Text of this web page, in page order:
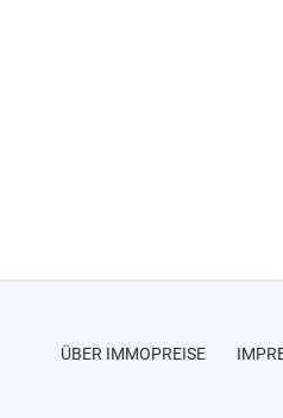
ÜBER IMMOPREISE